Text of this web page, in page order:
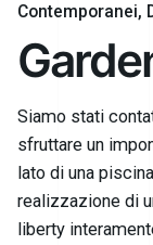
Contemporanei
Siamo stati
sfruttare un
lato di una
realizzazione di
liberty